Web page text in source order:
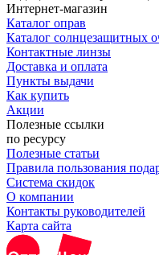
Интернет-магазин
Каталог оправ
Каталог солнцезащитных
Контактные линзы
Доставка и оплата
Пункты выдачи
Как купить
Акции
Полезные ссылки
по ресурсу
Полезные статьи
Правила пользования
Система скидок
О компании
Контакты руководителей
Карта сайта